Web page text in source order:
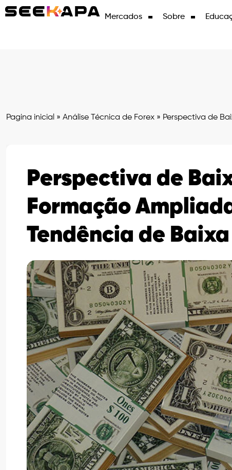
Mercados Sobre
Pagina inicial » Análise Técnica de Forex » Perspectiva de
Perspectiva de
Formação
Tendência de Baixa